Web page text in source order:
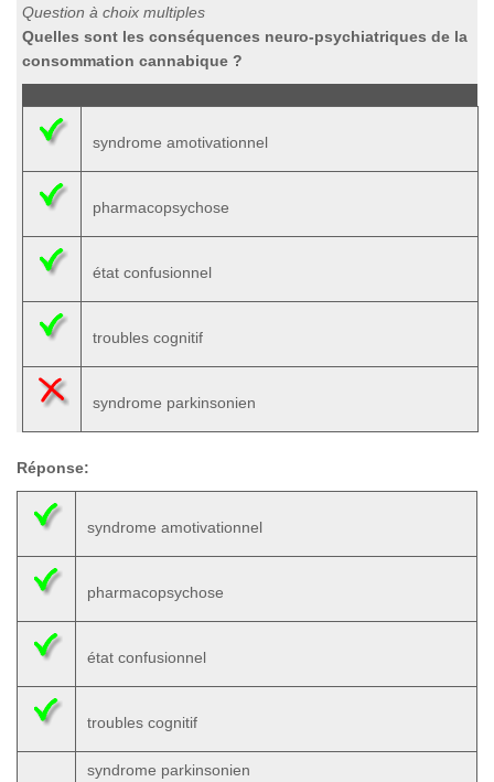
Question à choix multiples
Quelles sont les conséquences neuro-psychiatriques de la
consommation cannabique ?
syndrome amotivationnel
pharmacopsychose
état confusionnel
troubles cognitif
syndrome parkinsonien
Réponse:
syndrome amotivationnel
pharmacopsychose
état confusionnel
troubles cognitif
syndrome parkinsonien